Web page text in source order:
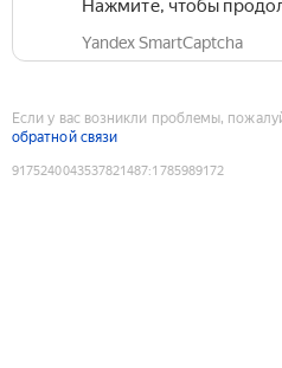
Нажмите, чтобы
Yandex SmartCaptcha
Если у вас возникли проблемы,
обратной связи
9175240043537821487:1785989172